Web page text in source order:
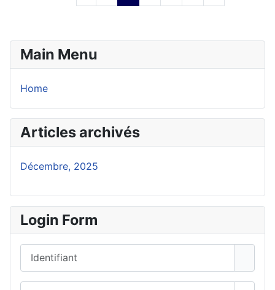
Main Menu
Home
Articles archivés
Décembre, 2025
Login Form